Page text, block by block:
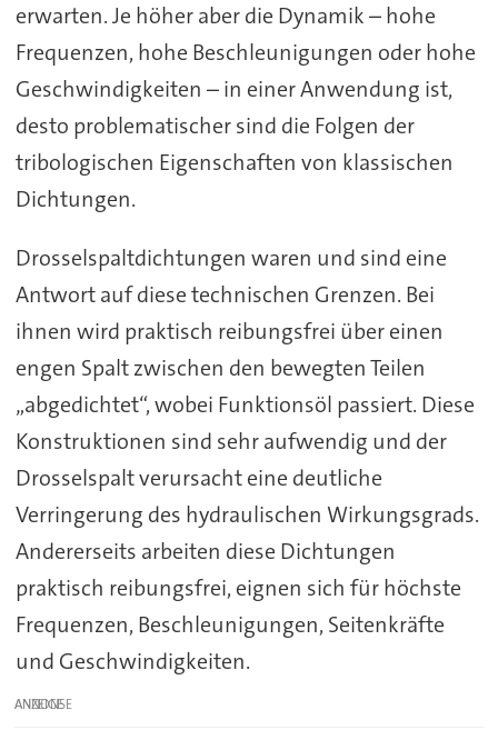
erwarten. Je höher aber die Dynamik – hohe
Frequenzen, hohe Beschleunigungen oder hohe
Geschwindigkeiten – in einer Anwendung ist,
desto problematischer sind die Folgen der
tribologischen Eigenschaften von klassischen
Dichtungen.
Drosselspaltdichtungen waren und sind eine
Antwort auf diese technischen Grenzen. Bei
ihnen wird praktisch reibungsfrei über einen
engen Spalt zwischen den bewegten Teilen
„abgedichtet“, wobei Funktionsöl passiert. Diese
Konstruktionen sind sehr aufwendig und der
Drosselspalt verursacht eine deutliche
Verringerung des hydraulischen Wirkungsgrads.
Andererseits arbeiten diese Dichtungen
praktisch reibungsfrei, eignen sich für höchste
Frequenzen, Beschleunigungen, Seitenkräfte
und Geschwindigkeiten.
ANZEIGE